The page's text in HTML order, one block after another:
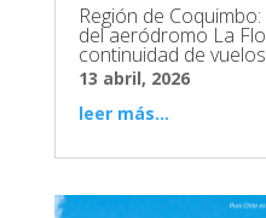
Región de
del aeródromo La
continuidad de
13 abril, 2026
leer más...